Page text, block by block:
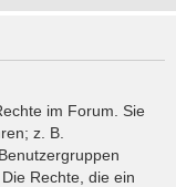
im Forum. Sie
z. B.
Rechte, die ein